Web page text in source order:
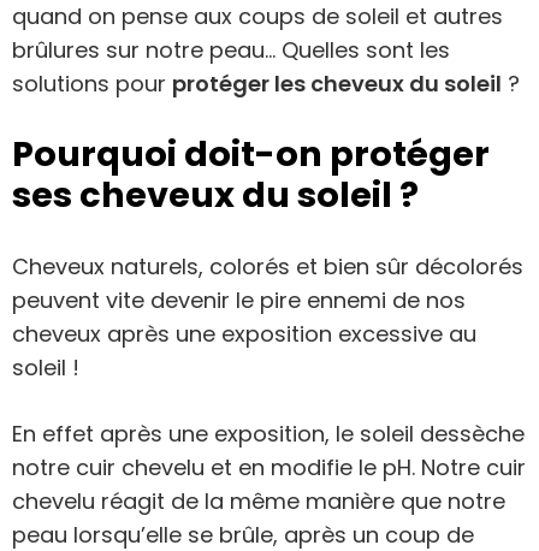
quand on pense aux coups de soleil et autres
brûlures sur notre peau… Quelles sont les
solutions pour protéger les cheveux du soleil ?
Pourquoi doit-on protéger
ses cheveux du soleil ?
Cheveux naturels, colorés et bien sûr décolorés
peuvent vite devenir le pire ennemi de nos
cheveux après une exposition excessive au
soleil !
En effet après une exposition, le soleil dessèche
notre cuir chevelu et en modifie le pH. Notre cuir
chevelu réagit de la même manière que notre
peau lorsqu’elle se brûle, après un coup de